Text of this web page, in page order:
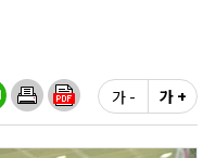
가 - 가 +